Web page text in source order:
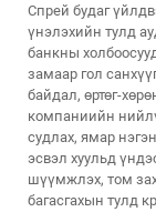
Спрей будаг
үнэлэхийн тулд
банкны
замаар гол
байдал, өртөг-
компаниийн
судлах, ямар
эсвэл хуульд
шүүмжлэх, том
багасгахын тулд